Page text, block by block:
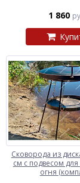
1 860
Сковорода из
см с подвесом
огня